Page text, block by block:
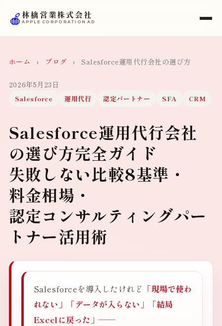
🍎林檎営業株式会社
APPLE CORPORATION AD
ホーム › ブログ › Salesforce運用代行会社の選び方
2026年5月23日
Salesforce 運用代行 認定パートナー SFA CRM
Salesforce運用代行会社
の選び方完全ガイド
失敗しない比較8基準・
料金相場・
認定コンサルティングパー
トナー活用術
Salesforceを導入したけれど 「現場で使わ
れない」「データが入らない」「結局
Excelに戻った」——